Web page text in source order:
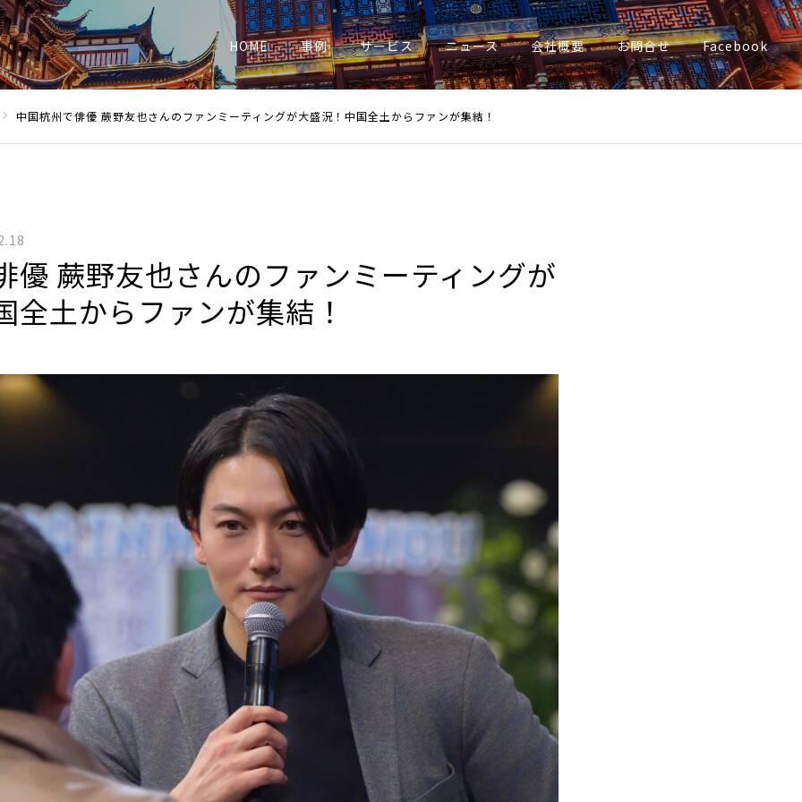
HOME 事例 サービス ニュース 会社概要 お問合せ Facebook
中国杭州で俳優 蕨野友也さんのファンミーティングが大盛況！中国全土からファンが集結！
優 蕨野友也さんのファンミーティングが
全土からファンが集結！